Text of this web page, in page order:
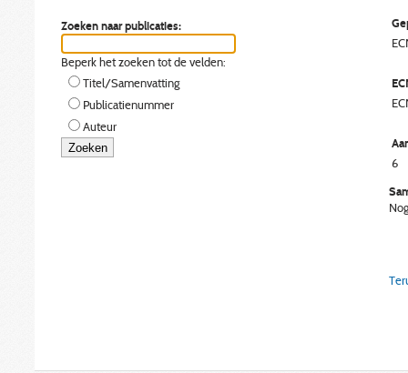
Zoeken naar publicaties:
Beperk het zoeken tot de velden:
Titel/Samenvatting
Publicatienummer
Auteur
6